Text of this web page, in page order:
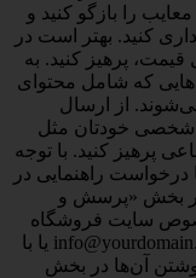
را بازگو کنید و
کنید. بهتر است در
پرهیز کنید. به
که شامل محتوای
از ارسال
شخصی خودتان مثل
پرهیز کنید. با توجه
راهنمایی در
در بخش «پرسش و
سایت فروشگاه
ما، خدمات و درخواست کالا را با ایمیل info@yourdomain.com یا با
و از نوشتن آن‌ها در بخش